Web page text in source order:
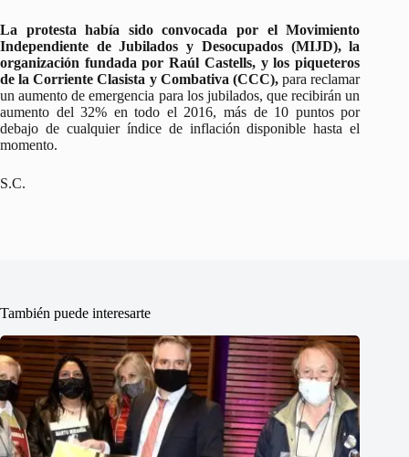
La protesta había sido convocada por el Movimiento
Independiente de Jubilados y Desocupados (MIJD), la
organización fundada por Raúl Castells, y los piqueteros
de la Corriente Clasista y Combativa (CCC),para reclamar
un aumento de emergencia para los jubilados, que recibirán un
aumento del 32% en todo el 2016, más de 10 puntos por
debajo de cualquier índice de inflación disponible hasta el
momento.
S.C.
También puede interesarte